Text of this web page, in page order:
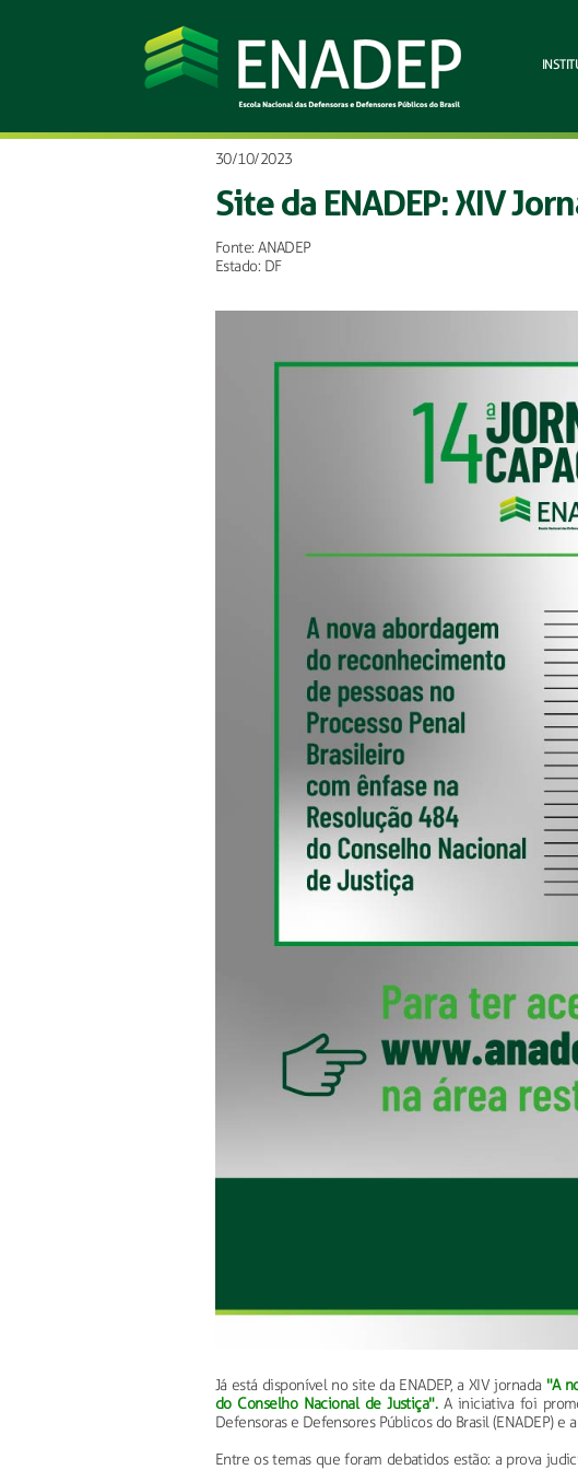
30/10/2023
Site da ENADEP: XIV
Fonte: ANADEP
Estado: DF
Já está disponível no site da ENADEP, a XIV jornada "A
do Conselho Nacional de Justiça".A iniciativa foi
Defensoras e Defensores Públicos do Brasil (ENADEP)
Entre os temas que foram debatidos estão: a prova